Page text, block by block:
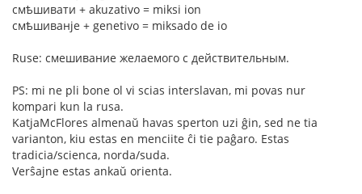
смѣшивати + akuzativo = miksi ion
смѣшиванje + genetivo = miksado de io
Ruse: смешивание желаемого с действительным.
PS: mi ne pli bone ol vi scias interslavan, mi povas nur
kompari kun la rusa.
KatjaMcFlores almenaŭ havas sperton uzi ĝin, sed ne tia
varianton, kiu estas en menciite ĉi tie paĝaro. Estas
tradicia/scienca, norda/suda.
Verŝajne estas ankaŭ orienta.